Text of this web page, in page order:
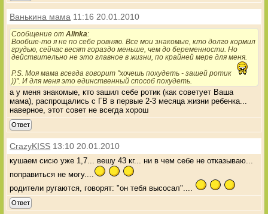
Ванькина мама 11:16 20.01.2010
Сообщение от Alinka:
Вообше-то я не по себе ровняю. Все мои знакомые, кто долго кормил
грудью, сейчас весят гораздо меньше, чем до беременности. Но
действительно не это главное в жизни, по крайней мере для меня.
P.S. Моя мама всегда говорит "хочешь похудеть - зашей ротик
))". И для меня это единственный способ похудеть.
а у меня знакомые, кто зашил себе ротик (как советует Ваша
мама), распрощались с ГВ в первые 2-3 месяца жизни ребенка...
наверное, этот совет не всегда хорош
Ответ
CrazyKISS 13:10 20.01.2010
кушаем сисю уже 1,7... вешу 43 кг... ни в чем себе не отказываю...
поправиться не могу....
родители ругаются, говорят: "он тебя высосал"....
Ответ